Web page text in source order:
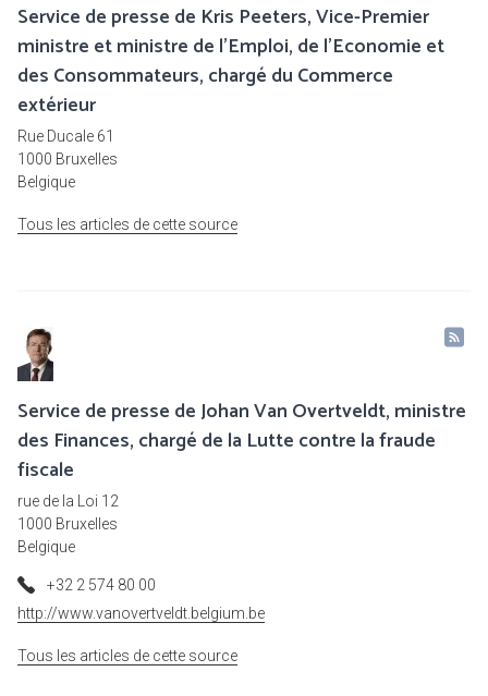
Service de presse de Kris Peeters, Vice-Premier
ministre et ministre de l'Emploi, de l'Economie et
des Consommateurs, chargé du Commerce
extérieur
Rue Ducale 61
1000 Bruxelles
Belgique
Tous les articles de cette source
Service de presse de Johan Van Overtveldt, ministre
des Finances, chargé de la Lutte contre la fraude
fiscale
rue de la Loi 12
1000 Bruxelles
Belgique
+32 2 574 80 00
http://www.vanovertveldt.belgium.be
Tous les articles de cette source